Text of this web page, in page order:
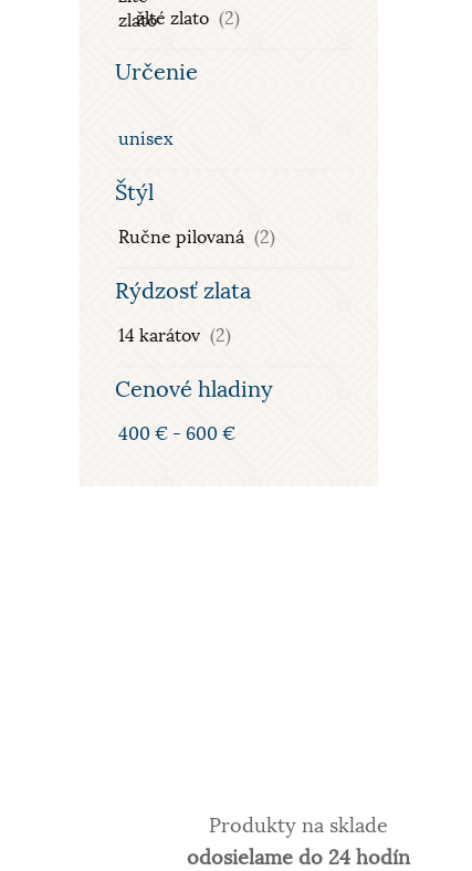
žlté zlato (2)
Určenie
unisex
Štýl
Ručne pilovaná (2)
Rýdzosť zlata
14 karátov (2)
Cenové hladiny
400 € - 600 €
Produkty na sklade
odosielame do 24 hodín